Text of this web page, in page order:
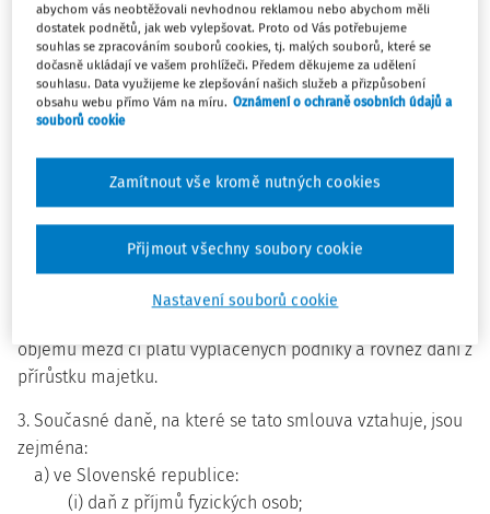
Čl.2
Daně, na které se Smlouva vztahuje
1. Tato smlouva se vztahuje na daně z příjmu a z majetku
jeho nižších správních útvarů nebo místních úřadů, ať je
2. Za daně z příjmu a z majetku se považují všechny daně
částí příjmu nebo majetku, včetně daní ze zisků ze zcizení
objemu mezd či platů vyplácených podniky a rovněž daní z
přírůstku majetku.
3. Současné daně, na které se tato smlouva vztahuje, jsou
zejména:
a) ve Slovenské republice:
(i) daň z příjmů fyzických osob;
abychom vás neobtěžovali nevhodnou reklamou nebo abychom měli
dostatek podnětů, jak web vylepšovat. Proto od Vás potřebujeme
souhlas se zpracováním souborů cookies, tj. malých souborů, které se
dočasně ukládají ve vašem prohlížeči. Předem děkujeme za udělení
souhlasu. Data využijeme ke zlepšování našich služeb a přizpůsobení
obsahu webu přímo Vám na míru. Oznámení o ochraně osobních údajů a
souborů cookie
Nastavení souborů cookie
Zamítnout vše kromě nutných cookies
Přijmout všechny soubory cookie